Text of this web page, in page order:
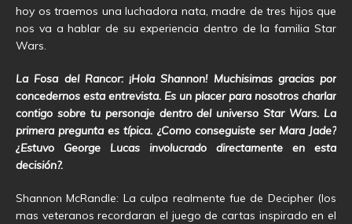
hoy os traemos una luchadora nata, madre de tres hijos que
nos va a hablar de su experiencia dentro de la familia Star
Wars.
La Fosa del Rancor: ¡Hola Shannon! Muchisimas gracias por
concedernos esta entrevista. Es un placer para nosotros charlar
contigo sobre tu personaje dentro del universo Star Wars. La
primera pregunta es típica. ¿Como conseguiste ser Mara Jade?
¿Estuvo George Lucas involucrado directamente en esta
decisión?.
Shannon McRandle: La culpa realmente fue de Decipher (los
mas veteranos recordaran el juego de cartas inspirado en el